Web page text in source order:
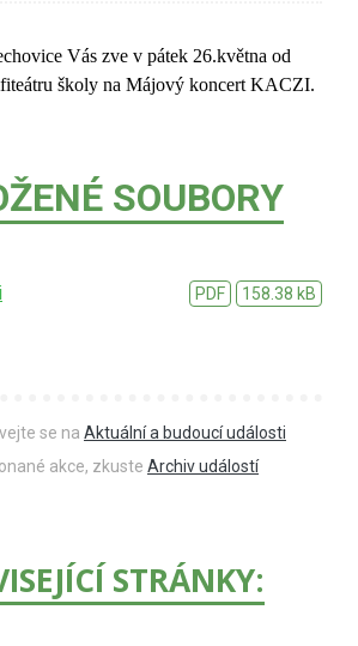
Vás zve v pátek 26.května od
školy na Májový koncert KACZI.
SOUBORY
PDF 158.38 kB
se na Aktuální a budoucí události
akce, zkuste Archiv událostí
STRÁNKY: